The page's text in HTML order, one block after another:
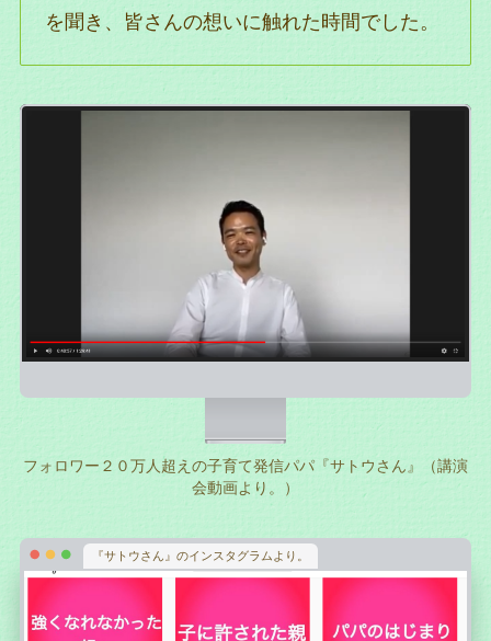
を聞き、皆さんの想いに触れた時間でした。
フォロワー２０万人超えの子育て発信パパ『サトウさん』（講演
会動画より。）
『サトウさん』のインスタグラムより。